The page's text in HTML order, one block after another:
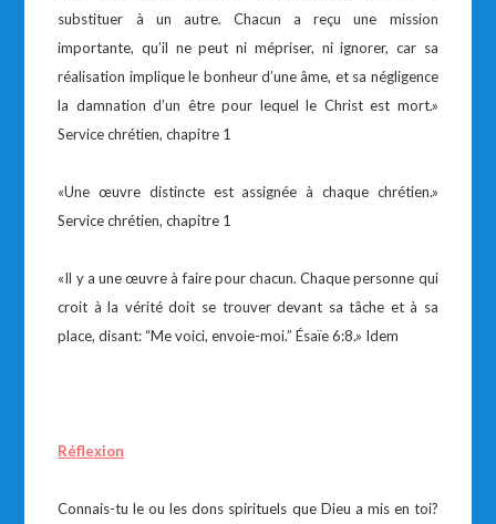
substituer à un autre. Chacun a reçu une mission
importante, qu’il ne peut ni mépriser, ni ignorer, car sa
réalisation implique le bonheur d’une âme, et sa négligence
la damnation d’un être pour lequel le Christ est mort.»
Service chrétien, chapitre 1
«Une œuvre distincte est assignée à chaque chrétien.»
Service chrétien, chapitre 1
«Il y a une œuvre à faire pour chacun. Chaque personne qui
croit à la vérité doit se trouver devant sa tâche et à sa
place, disant: “Me voici, envoie-moi.” Ésaïe 6:8.» Idem
Réflexion
Connais-tu le ou les dons spirituels que Dieu a mis en toi?